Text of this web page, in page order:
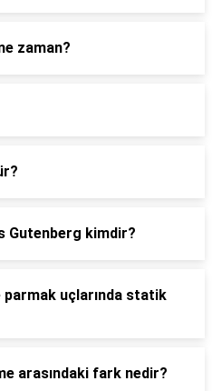
zaman?
Gutenberg kimdir?
uçlarında statik
arasındaki fark nedir?